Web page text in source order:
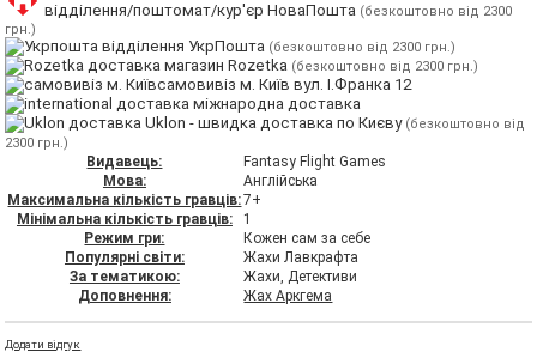
відділення/поштомат/кур'єр НоваПошта (безкоштовно від 2300
грн.)
відділення УкрПошта (безкоштовно від 2300 грн.)
магазин Rozetka (безкоштовно від 2300 грн.)
самовивіз м. Київ вул. І.Франка 12
міжнародна доставка
Uklon - швидка доставка по Києву (безкоштовно від
2300 грн.)
Видавець:
Fantasy Flight Games
Мова:
Англійська
Максимальна кількість гравців:7+
Мінімальна кількість гравців:
1
Режим гри:
Кожен сам за себе
Популярні світи:
Жахи Лавкрафта
За тематикою:
Жахи, Детективи
Доповнення:
Жах Аркгема
Додати відгук